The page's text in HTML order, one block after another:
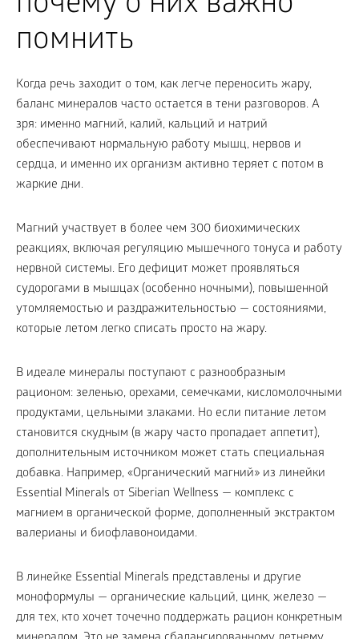
помнить
Когда речь заходит о том, как легче переносить жару,
баланс минералов часто остается в тени разговоров. А
зря: именно магний, калий, кальций и натрий
обеспечивают нормальную работу мышц, нервов и
сердца, и именно их организм активно теряет с потом в
жаркие дни.
Магний участвует в более чем 300 биохимических
реакциях, включая регуляцию мышечного тонуса и работу
нервной системы. Его дефицит может проявляться
судорогами в мышцах (особенно ночными), повышенной
утомляемостью и раздражительностью — состояниями,
которые летом легко списать просто на жару.
В идеале минералы поступают с разнообразным
рационом: зеленью, орехами, семечками, кисломолочными
продуктами, цельными злаками. Но если питание летом
становится скудным (в жару часто пропадает аппетит),
дополнительным источником может стать специальная
добавка. Например, «Органический магний» из линейки
Essential Minerals от Siberian Wellness — комплекс с
магнием в органической форме, дополненный экстрактом
валерианы и биофлавоноидами.
В линейке Essential Minerals представлены и другие
моноформулы — органические кальций, цинк, железо —
для тех, кто хочет точечно поддержать рацион конкретным